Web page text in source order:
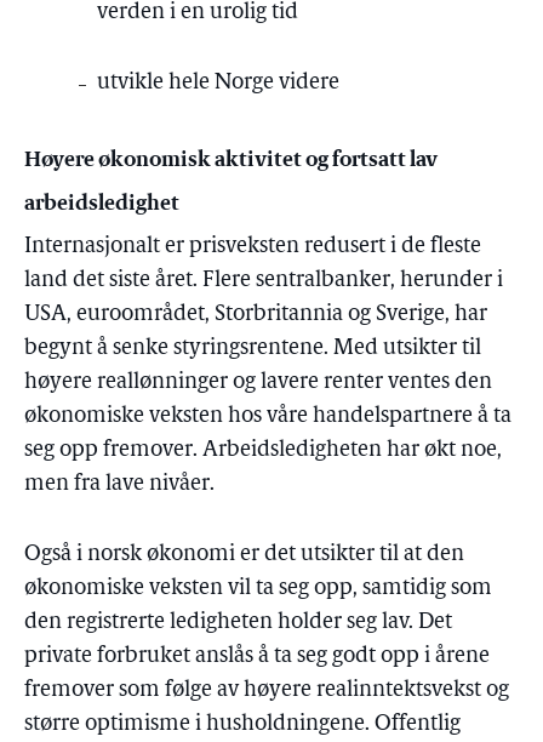
verden i en urolig tid
utvikle hele Norge videre
Høyere økonomisk aktivitet og fortsatt lav
arbeidsledighet
Internasjonalt er prisveksten redusert i de fleste
land det siste året. Flere sentralbanker, herunder i
USA, euroområdet, Storbritannia og Sverige, har
begynt å senke styringsrentene. Med utsikter til
høyere reallønninger og lavere renter ventes den
økonomiske veksten hos våre handelspartnere å ta
seg opp fremover. Arbeidsledigheten har økt noe,
men fra lave nivåer.
Også i norsk økonomi er det utsikter til at den
økonomiske veksten vil ta seg opp, samtidig som
den registrerte ledigheten holder seg lav. Det
private forbruket anslås å ta seg godt opp i årene
fremover som følge av høyere realinntektsvekst og
større optimisme i husholdningene. Offentlig